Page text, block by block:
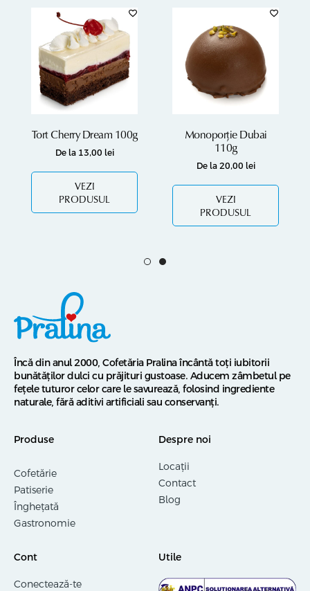
Tort Cherry Dream 100g
De la 13,00 lei
VEZI
PRODUSUL
Monoporție Dubai
110g
De la 20,00 lei
VEZI
PRODUSUL
Încă din anul 2000, Cofetăria Pralina încântă toți iubitorii
bunătăților dulci cu prăjituri gustoase. Aducem zâmbetul pe
fețele tuturor celor care le savurează, folosind ingrediente
naturale, fără aditivi artificiali sau conservanți.
Produse
Cofetărie
Patiserie
Înghețată
Gastronomie
Despre noi
Locații
Contact
Blog
Cont
Conectează-te
Utile